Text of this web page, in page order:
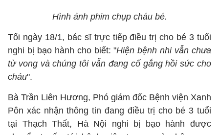
Hình ảnh phim chụp cháu bé.
Tối ngày 18/1, bác sĩ trực tiếp điều trị cho bé 3 tuổi
nghi bị bạo hành cho biết: "Hiện bệnh nhi vẫn chưa
tử vong và chúng tôi vẫn đang cố gắng hồi sức cho
cháu".
Bà Trần Liên Hương, Phó giám đốc Bệnh viện Xanh
Pôn xác nhận thông tin đang điều trị cho bé 3 tuổi
tại Thạch Thất, Hà Nội nghi bị bạo hành được